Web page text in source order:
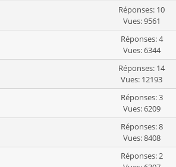
Réponses: 10
Vues: 9561
Réponses: 4
Vues: 6344
Réponses: 14
Vues: 12193
Réponses: 3
Vues: 6209
Réponses: 8
Vues: 8408
Réponses: 2